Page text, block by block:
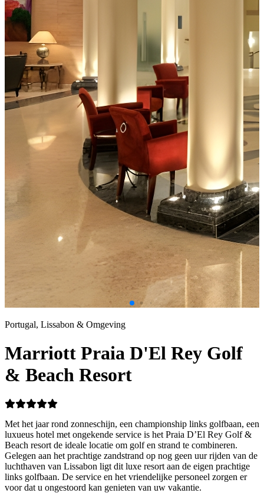
Portugal, Lissabon & Omgeving
Marriott Praia D'El Rey Golf
& Beach Resort
Met het jaar rond zonneschijn, een championship links golfbaan, een
luxueus hotel met ongekende service is het Praia D’El Rey Golf &
Beach resort de ideale locatie om golf en strand te combineren.
Gelegen aan het prachtige zandstrand op nog geen uur rijden van de
luchthaven van Lissabon ligt dit luxe resort aan de eigen prachtige
links golfbaan. De service en het vriendelijke personeel zorgen er
voor dat u ongestoord kan genieten van uw vakantie.